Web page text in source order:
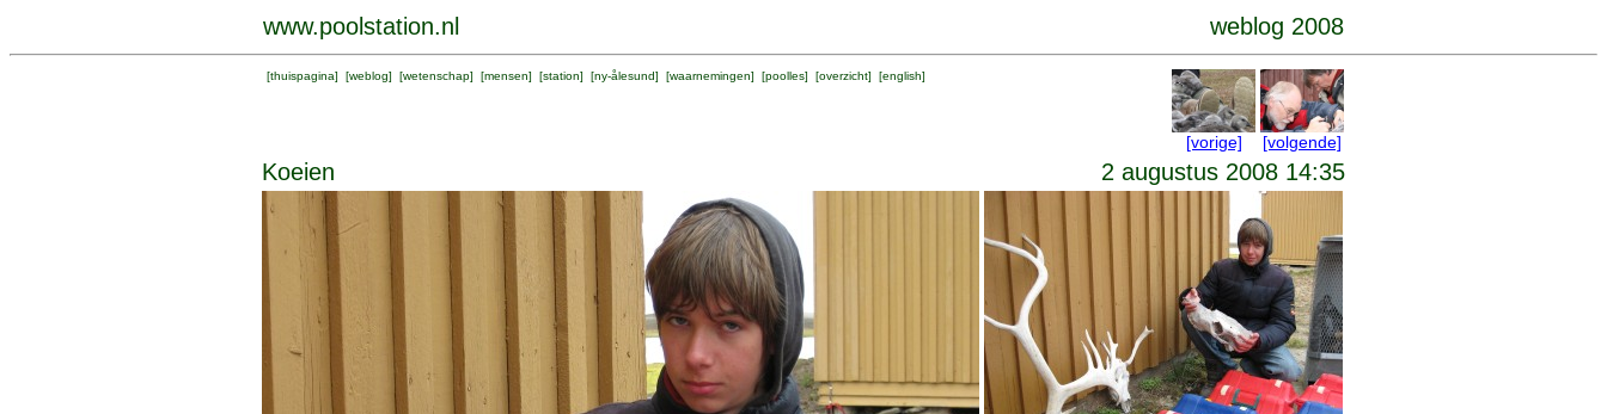
www.poolstation.nl weblog 2008
[thuispagina] [weblog] [wetenschap] [mensen] [station] [ny-ålesund] [waarnemingen] [poolles] [overzicht] [english]
[vorige] [volgende]
Koeien 2 augustus 2008 14:35